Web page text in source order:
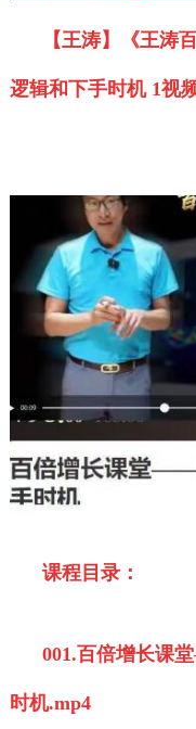
【王涛】《王涛
逻辑和下手时机 1视
课程目录：
001.百倍增长课
时机.mp4